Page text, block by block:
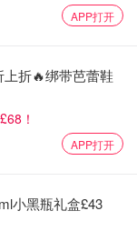
脂奶， 但是口感
感的，可以选择
APP打开
上折🔥绑带芭蕾鞋
！
APP打开
小黑瓶礼盒£43